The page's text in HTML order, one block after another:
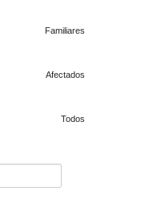
Familiares
Afectados
Todos